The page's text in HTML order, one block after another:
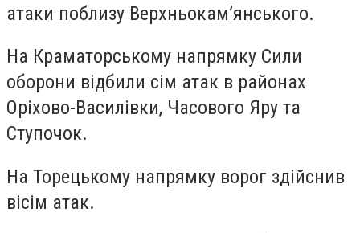
атаки поблизу Верхньокам’янського.
На Краматорському напрямку Сили
оборони відбили сім атак в районах
Оріхово-Василівки, Часового Яру та
Ступочок.
На Торецькому напрямку ворог здійснив
вісім атак.